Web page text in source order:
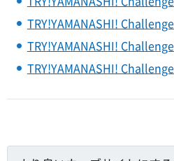
TRY!YAMANASHI!
TRY!YAMANASHI!
TRY!YAMANASHI!